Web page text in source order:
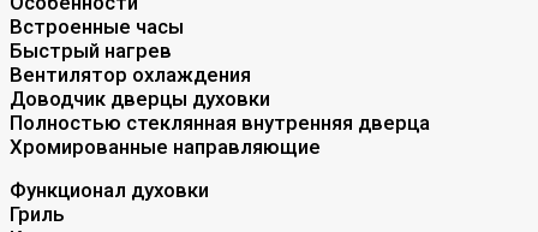
Встроенные часы
Быстрый нагрев
Вентилятор охлаждения
Доводчик дверцы духовки
Полностью стеклянная внутренняя дверца
Хромированные направляющие
Функционал духовки
Гриль